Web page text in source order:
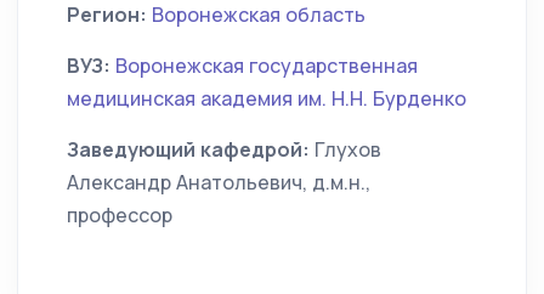
Регион: Воронежская область
ВУЗ: Воронежская государственная
медицинская академия им. Н.Н. Бурденко
Заведующий кафедрой: Глухов
Александр Анатольевич, д.м.н.,
профессор